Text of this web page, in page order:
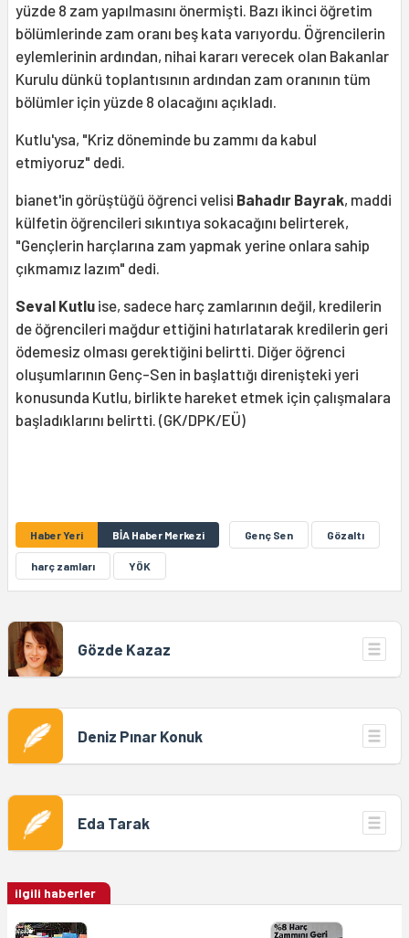
yüzde 8 zam yapılmasını önermişti. Bazı ikinci öğretim
bölümlerinde zam oranı beş kata varıyordu. Öğrencilerin
eylemlerinin ardından, nihai kararı verecek olan Bakanlar
Kurulu dünkü toplantısının ardından zam oranının tüm
bölümler için yüzde 8 olacağını açıkladı.
Kutlu'ysa, "Kriz döneminde bu zammı da kabul
etmiyoruz" dedi.
bianet'in görüştüğü öğrenci velisi Bahadır Bayrak, maddi
külfetin öğrencileri sıkıntıya sokacağını belirterek,
"Gençlerin harçlarına zam yapmak yerine onlara sahip
çıkmamız lazım" dedi.
Seval Kutlu ise, sadece harç zamlarının değil, kredilerin
de öğrencileri mağdur ettiğini hatırlatarak kredilerin geri
ödemesiz olması gerektiğini belirtti. Diğer öğrenci
oluşumlarının Genç-Sen in başlattığı direnişteki yeri
konusunda Kutlu, birlikte hareket etmek için çalışmalara
başladıklarını belirtti. (GK/DPK/EÜ)
Haber Yeri BİA Haber Merkezi Genç Sen Gözaltı
harç zamları YÖK
Gözde Kazaz
Deniz Pınar Konuk
Eda Tarak
ilgili haberler